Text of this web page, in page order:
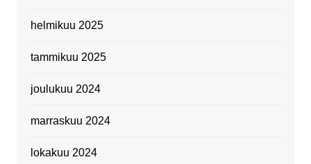
helmikuu 2025
tammikuu 2025
joulukuu 2024
marraskuu 2024
lokakuu 2024